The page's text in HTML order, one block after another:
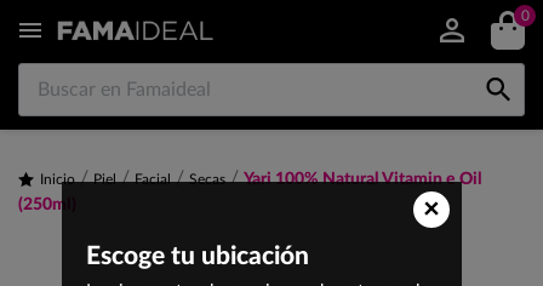
 0

Inicio Piel Facial Secas
Yari 100% Natural Vitamin e Oil
(250ml)
×
Escoge tu ubicación